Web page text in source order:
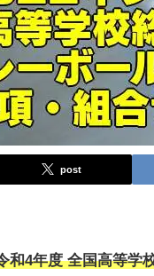
post
和4年度 全国高等学